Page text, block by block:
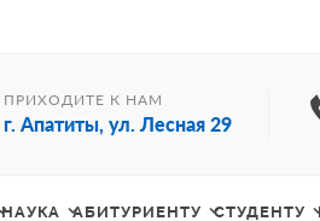
ПРИХОДИТЕ К НАМ
г. Апатиты, ул. Лесная 29
НАУКА АБИТУРИЕНТУ СТУДЕНТУ